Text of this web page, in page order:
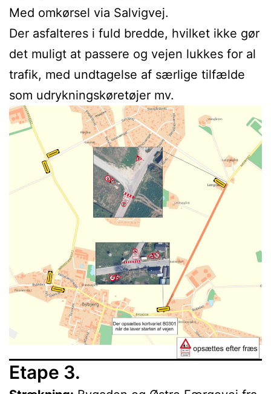
Med omkørsel via Salvigvej.
Der asfalteres i fuld bredde, hvilket ikke gør
det muligt at passere og vejen lukkes for al
trafik, med undtagelse af særlige tilfælde
som udrykningskøretøjer mv.
Etape 3.